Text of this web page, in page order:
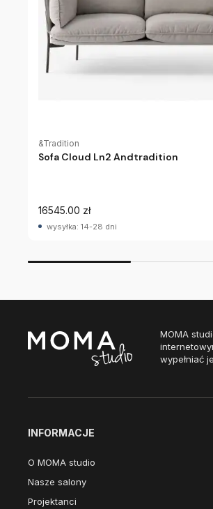
&Tradition
Sofa Cloud Ln2 Andtradition
16545.00 zł
wysyłka: 14-28 dni
MOMA
wypełniać
INFORMACJE
O MOMA studio
Nasze salony
Projektanci